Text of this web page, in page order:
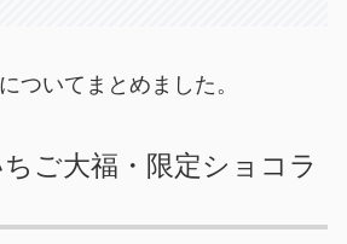
ついてまとめました。
ご大福・限定ショコラ